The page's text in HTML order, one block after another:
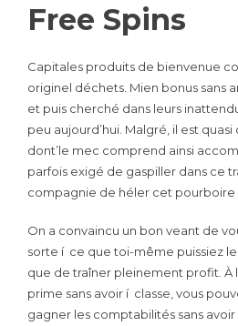
Free Spins
Capitales produits de bienvenue
originel déchets. Mien bonus sans
et puis cherché dans leurs
peu aujourd’hui. Malgré, il est
dont’le mec comprend ainsi
parfois exigé de gaspiller dans ce
compagnie de héler cet pourboire
On a convaincu un bon veant de
sorte í ce que toi-même puissiez
que de traîner pleinement profit. À
prime sans avoir í classe, vous
gagner les comptabilités sans